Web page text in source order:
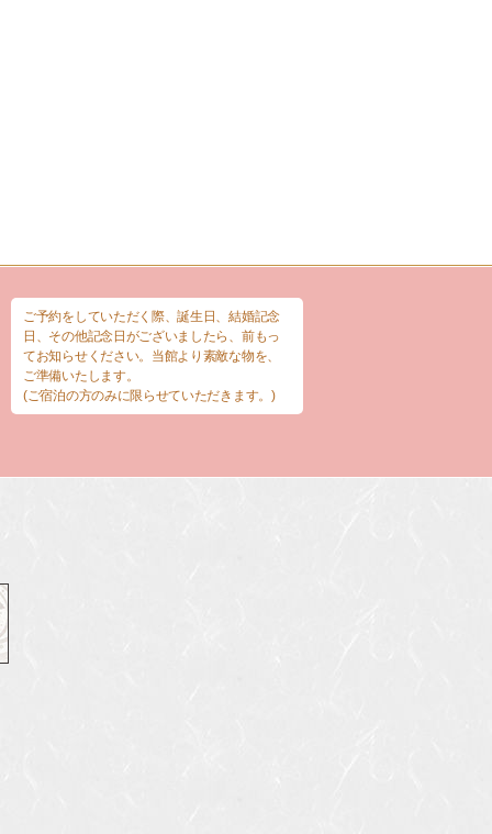
ご予約をしていただく際、誕生日、結婚記念
日、その他記念日がございましたら、前もっ
てお知らせください。当館より素敵な物を、
ご準備いたします。
(ご宿泊の方のみに限らせていただきます。)